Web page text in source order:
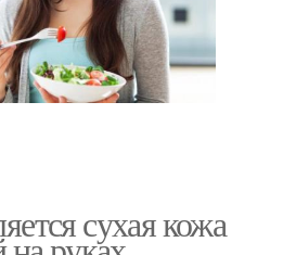
сухая кожа